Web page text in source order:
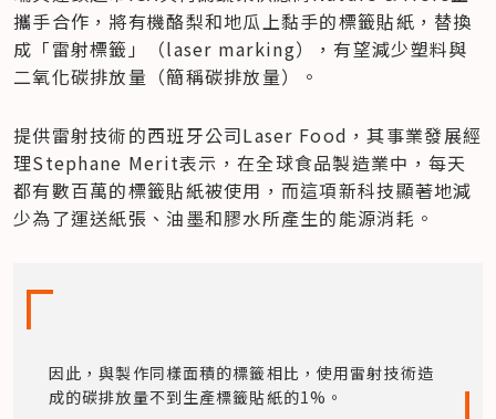
攜手合作，將有機酪梨和地瓜上黏手的標籤貼紙，替換
成「雷射標籤」（laser marking），有望減少塑料與
二氧化碳排放量（簡稱碳排放量）。
提供雷射技術的西班牙公司Laser Food，其事業發展經
理Stephane Merit表示，在全球食品製造業中，每天
都有數百萬的標籤貼紙被使用，而這項新科技顯著地減
少為了運送紙張、油墨和膠水所產生的能源消耗。
因此，與製作同樣面積的標籤相比，使用雷射技術造
成的碳排放量不到生產標籤貼紙的1%。